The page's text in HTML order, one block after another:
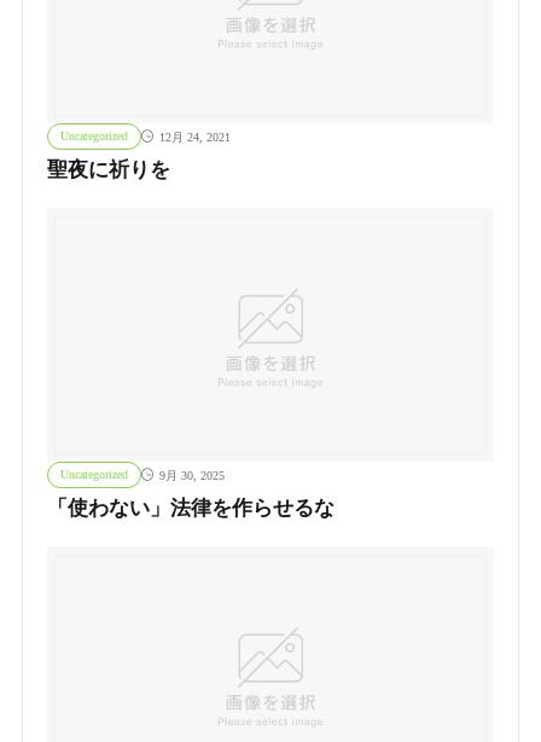
Uncategorized 12月 24, 2021
聖夜に祈りを
Uncategorized 9月 30, 2025
「使わない」法律を作らせるな